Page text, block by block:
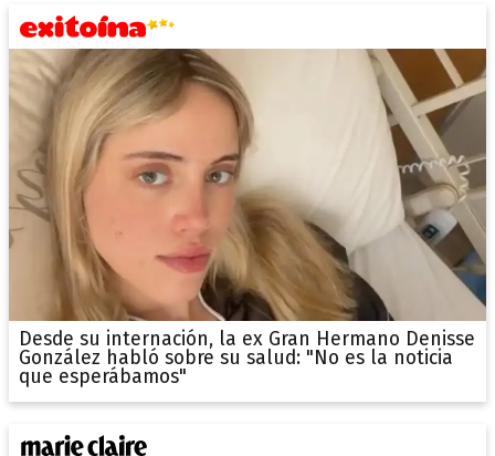
Desde su internación, la ex Gran Hermano Denisse
González habló sobre su salud: "No es la noticia
que esperábamos"